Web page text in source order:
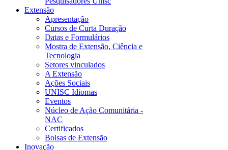
Extensão
Apresentação
Cursos de Curta Duração
Datas e Formulários
Mostra de Extensão, Ciência e
Tecnologia
Setores vinculados
A Extensão
Ações Sociais
UNISC Idiomas
Eventos
Núcleo de Ação Comunitária -
NAC
Certificados
Bolsas de Extensão
Inovação